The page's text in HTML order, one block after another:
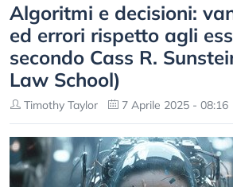
Algoritmi e decisioni:
ed errori rispetto agli
secondo Cass R.
Law School)
Timothy Taylor 7 Aprile 2025 - 08:16